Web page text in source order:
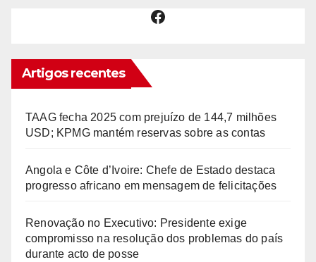
Facebook
Artigos recentes
TAAG fecha 2025 com prejuízo de 144,7 milhões
USD; KPMG mantém reservas sobre as contas
Angola e Côte d’Ivoire: Chefe de Estado destaca
progresso africano em mensagem de felicitações
Renovação no Executivo: Presidente exige
compromisso na resolução dos problemas do país
durante acto de posse